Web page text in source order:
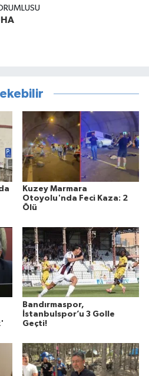
Kuzey Marmara
Otoyolu'nda Feci Kaza: 2
Ölü
Bandırmaspor,
İstanbulspor’u 3 Golle
Geçti!